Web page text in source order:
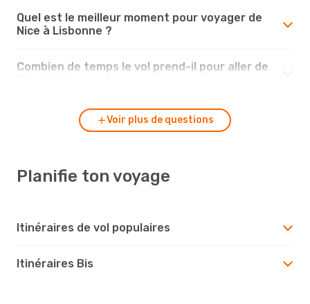
Quel est le meilleur moment pour voyager de
Nice à Lisbonne ?
Combien de temps le vol prend-il pour aller de
Voir plus de questions
Planifie ton voyage
Itinéraires de vol populaires
Itinéraires Bis